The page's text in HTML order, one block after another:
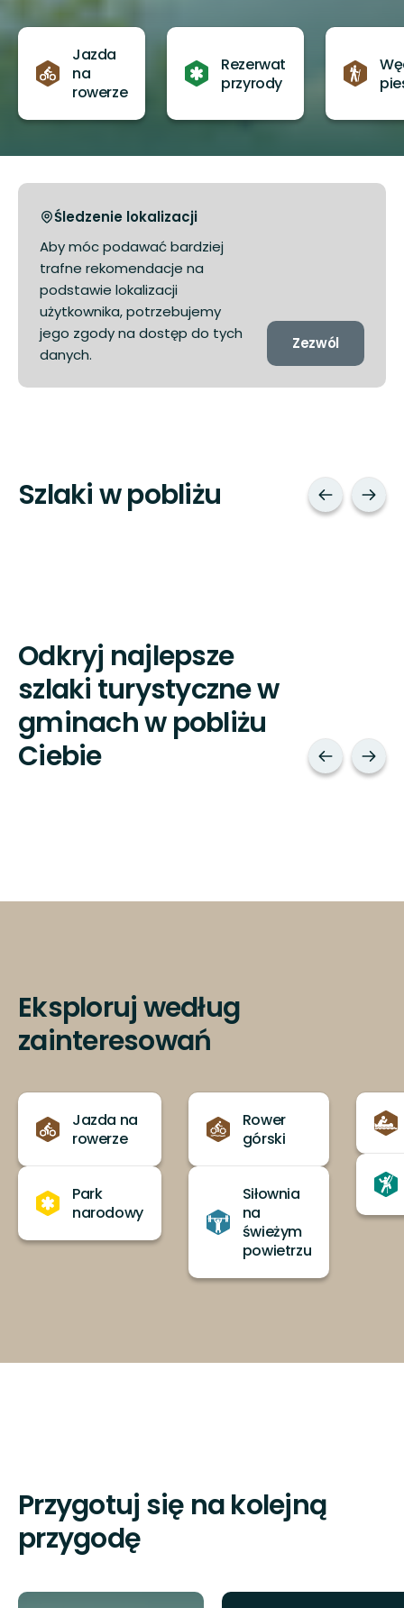
Jazda
na
rowerze
Rezerwat
przyrody
Śledzenie lokalizacji
Aby móc podawać bardziej
trafne rekomendacje na
podstawie lokalizacji
użytkownika, potrzebujemy
jego zgody na dostęp do tych
danych.
Zezwól
Szlaki w pobliżu
Odkryj najlepsze
szlaki turystyczne w
gminach w pobliżu
Ciebie
Eksploruj według
zainteresowań
Jazda na
rowerze
Park
narodowy
Rower
górski
Siłownia
na
świeżym
powietrzu
Przygotuj się na kolejną
przygodę